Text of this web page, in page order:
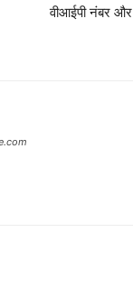
वीआईपी नंबर